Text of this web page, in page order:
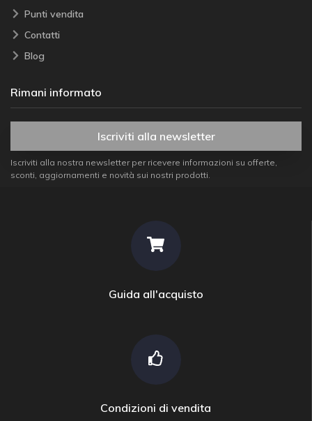
Punti vendita
Contatti
Blog
Rimani informato
Iscriviti alla newsletter
Iscriviti alla nostra newsletter per ricevere informazioni su offerte,
sconti, aggiornamenti e novità sui nostri prodotti.
Guida all'acquisto
Condizioni di vendita